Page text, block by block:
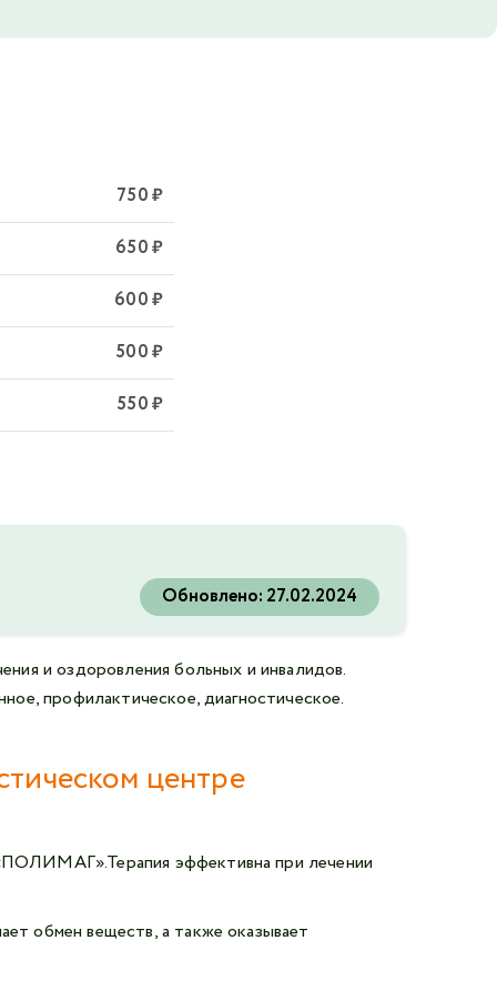
750 ₽
650 ₽
600 ₽
500 ₽
550 ₽
Обновлено: 27.02.2024
и оздоровления больных и инвалидов.
профилактическое, диагностическое.
центре
эффективна при лечении
обмен веществ, а также оказывает